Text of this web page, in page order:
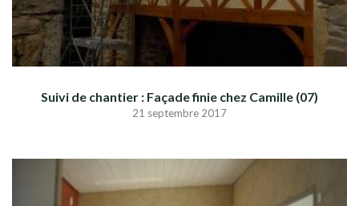
Suivi de chantier : Façade finie chez Camille (07)
21 septembre 2017